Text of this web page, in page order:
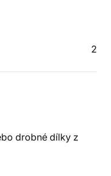
2
drobné dílky z